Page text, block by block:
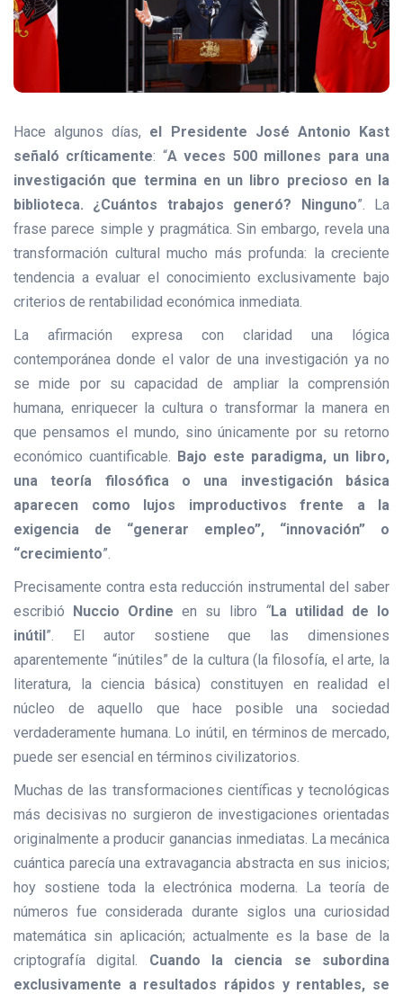
Hace algunos días, el Presidente José Antonio Kast
señaló críticamente: “A veces 500 millones para una
investigación que termina en un libro precioso en la
biblioteca. ¿Cuántos trabajos generó? Ninguno”. La
frase parece simple y pragmática. Sin embargo, revela una
transformación cultural mucho más profunda: la creciente
tendencia a evaluar el conocimiento exclusivamente bajo
criterios de rentabilidad económica inmediata.
La afirmación expresa con claridad una lógica
contemporánea donde el valor de una investigación ya no
se mide por su capacidad de ampliar la comprensión
humana, enriquecer la cultura o transformar la manera en
que pensamos el mundo, sino únicamente por su retorno
económico cuantificable. Bajo este paradigma, un libro,
una teoría filosófica o una investigación básica
aparecen como lujos improductivos frente a la
exigencia de “generar empleo”, “innovación” o
“crecimiento”.
Precisamente contra esta reducción instrumental del saber
escribió Nuccio Ordine en su libro “La utilidad de lo
inútil”. El autor sostiene que las dimensiones
aparentemente “inútiles” de la cultura (la filosofía, el arte, la
literatura, la ciencia básica) constituyen en realidad el
núcleo de aquello que hace posible una sociedad
verdaderamente humana. Lo inútil, en términos de mercado,
puede ser esencial en términos civilizatorios.
Muchas de las transformaciones científicas y tecnológicas
más decisivas no surgieron de investigaciones orientadas
originalmente a producir ganancias inmediatas. La mecánica
cuántica parecía una extravagancia abstracta en sus inicios;
hoy sostiene toda la electrónica moderna. La teoría de
números fue considerada durante siglos una curiosidad
matemática sin aplicación; actualmente es la base de la
criptografía digital. Cuando la ciencia se subordina
exclusivamente a resultados rápidos y rentables, se